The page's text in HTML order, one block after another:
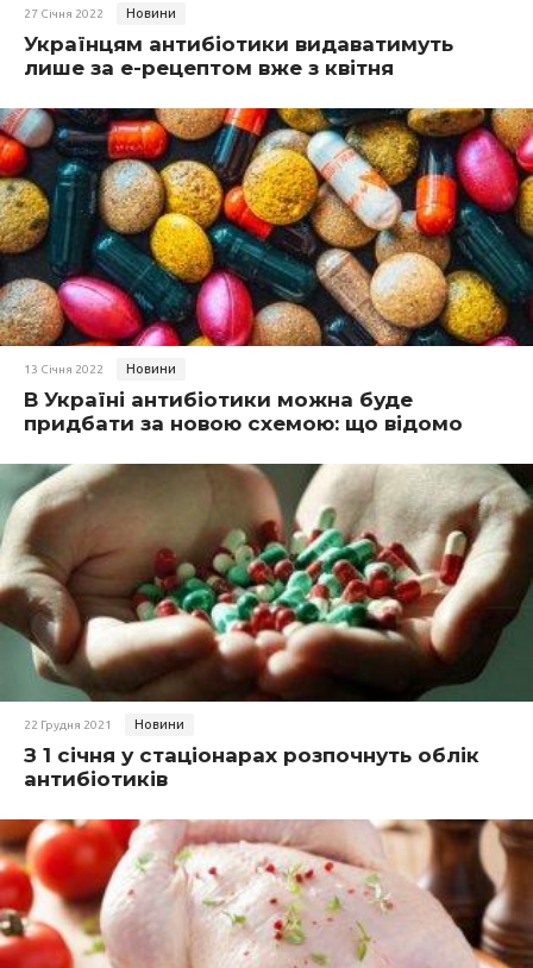
27 Січня 2022 Новини
Українцям антибіотики видаватимуть
лише за е-рецептом вже з квітня
13 Січня 2022 Новини
В Україні антибіотики можна буде
придбати за новою схемою: що відомо
22 Грудня 2021 Новини
З 1 січня у стаціонарах розпочнуть облік
антибіотиків